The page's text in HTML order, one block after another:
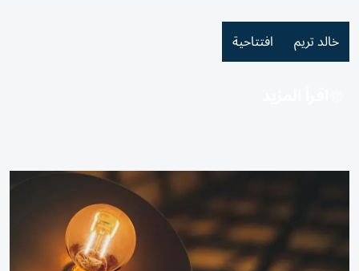
خالد تريم افتتاحية